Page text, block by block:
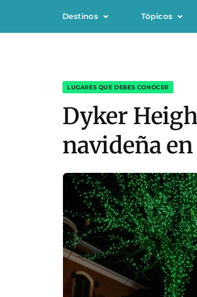
Destinos Tópicos
LUGARES QUE DEBES CONOCER
Dyker
navideña